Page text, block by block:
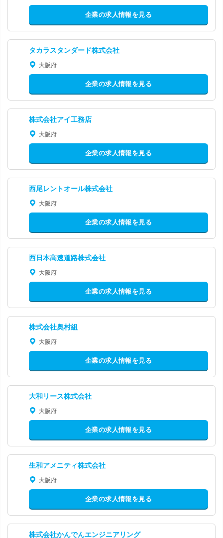
企業の求人情報を見る
タカラスタンダード株式会社
大阪府
企業の求人情報を見る
株式会社アイ工務店
大阪府
企業の求人情報を見る
西尾レントオール株式会社
大阪府
企業の求人情報を見る
西日本高速道路株式会社
大阪府
企業の求人情報を見る
株式会社奥村組
大阪府
企業の求人情報を見る
大和リース株式会社
大阪府
企業の求人情報を見る
生和アメニティ株式会社
大阪府
企業の求人情報を見る
株式会社かんでんエンジニアリング